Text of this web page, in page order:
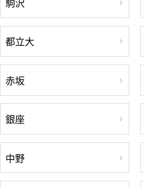
都立大
赤坂
銀座
中野